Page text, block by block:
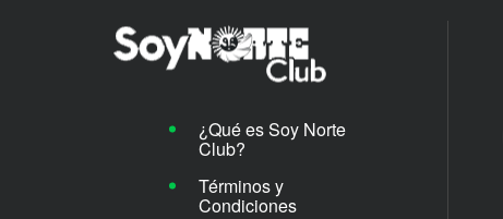
¿Qué es Soy Norte
Club?
Términos y
Condiciones